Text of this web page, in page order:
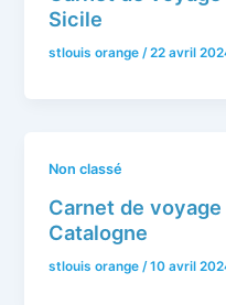
Sicile
stlouis orange /22 avril
Non classé
Carnet de
Catalogne
stlouis orange/10 avril